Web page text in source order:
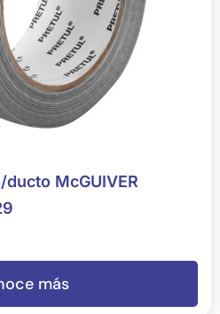
McGUIVER
más